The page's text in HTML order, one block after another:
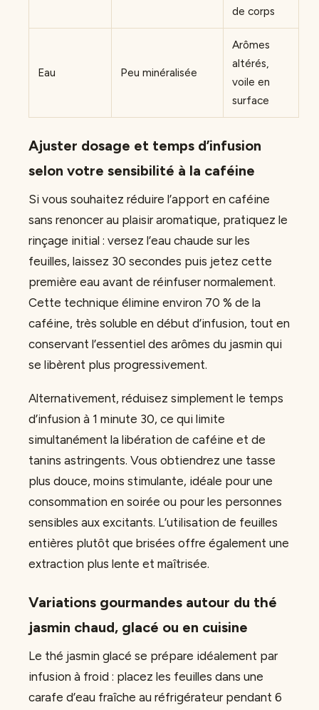
de corps
Eau Peu minéralisée
Arômes
altérés,
voile en
surface
Ajuster dosage et temps d’infusion
selon votre sensibilité à la caféine
Si vous souhaitez réduire l’apport en caféine
sans renoncer au plaisir aromatique, pratiquez le
rinçage initial : versez l’eau chaude sur les
feuilles, laissez 30 secondes puis jetez cette
première eau avant de réinfuser normalement.
Cette technique élimine environ 70 % de la
caféine, très soluble en début d’infusion, tout en
conservant l’essentiel des arômes du jasmin qui
se libèrent plus progressivement.
Alternativement, réduisez simplement le temps
d’infusion à 1 minute 30, ce qui limite
simultanément la libération de caféine et de
tanins astringents. Vous obtiendrez une tasse
plus douce, moins stimulante, idéale pour une
consommation en soirée ou pour les personnes
sensibles aux excitants. L’utilisation de feuilles
entières plutôt que brisées offre également une
extraction plus lente et maîtrisée.
Variations gourmandes autour du thé
jasmin chaud, glacé ou en cuisine
Le thé jasmin glacé se prépare idéalement par
infusion à froid : placez les feuilles dans une
carafe d’eau fraîche au réfrigérateur pendant 6